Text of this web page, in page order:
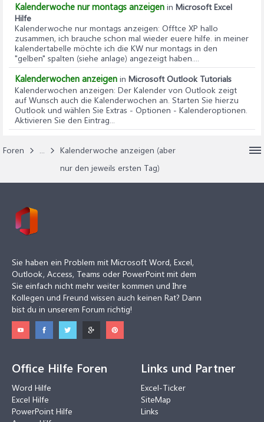
Kalenderwoche nur montags anzeigen in Microsoft Excel
Hilfe
Kalenderwoche nur montags anzeigen: Offtce XP hallo
zusammen, ich brauche schon mal wieder euere hilfe. in meiner
kalendertabelle möchte ich die KW nur montags in den
"gelben" spalten (siehe anlage) angezeigt haben....
Kalenderwochen anzeigen in Microsoft Outlook Tutorials
Kalenderwochen anzeigen: Der Kalender von Outlook zeigt
auf Wunsch auch die Kalenderwochen an. Starten Sie hierzu
Outlook und wählen Sie Extras - Optionen - Kalenderoptionen.
Aktivieren Sie den Eintrag...
Foren ...
Kalenderwoche anzeigen (aber
nur den jeweils ersten Tag)
Sie haben ein Problem mit Microsoft Word, Excel,
Outlook, Access, Teams oder PowerPoint mit dem
Sie einfach nicht mehr weiter kommen und Ihre
Kollegen und Freund wissen auch keinen Rat? Dann
bist du in unserem Forum richtig!
Office Hilfe Foren
Word Hilfe
Excel Hilfe
PowerPoint Hilfe
Links und Partner
Excel-Ticker
SiteMap
Links